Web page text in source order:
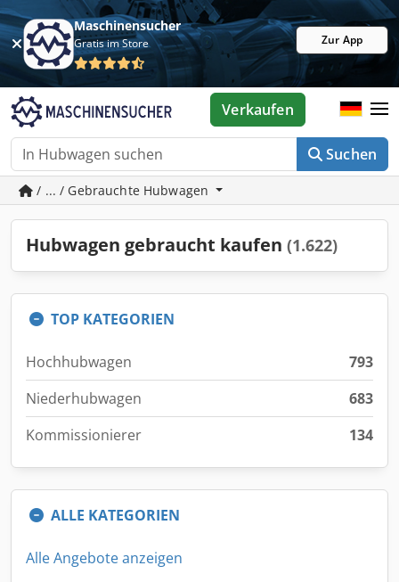
Maschinensucher
Gratis im Store Zur App
Suchen
Verkaufen
/ ... / Gebrauchte Hubwagen
Hubwagen gebraucht kaufen (1.622)
TOP KATEGORIEN
Hochhubwagen
793
Niederhubwagen
683
Kommissionierer
134
ALLE KATEGORIEN
Alle Angebote anzeigen